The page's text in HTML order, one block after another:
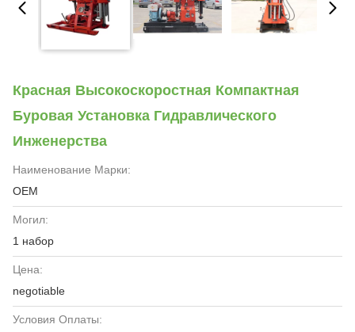
Красная Высокоскоростная Компактная
Буровая Установка Гидравлического
Инженерства
Наименование Марки:
OEM
Могил:
1 набор
Цена:
negotiable
Условия Оплаты: